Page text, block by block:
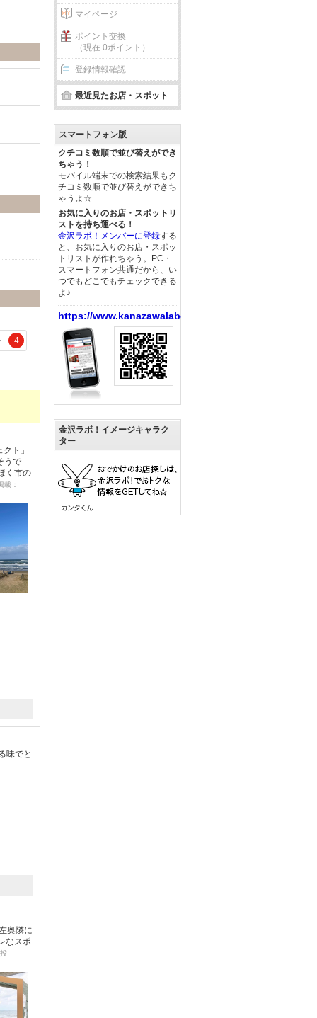
4
ト」
うで
く市の
：
味でと
奥隣に
なスポ
マイページ
ポイント交換
（現在 0ポイント）
登録情報確認
最近見たお店・スポット
スマートフォン版
クチコミ数順で並び替えができ
ちゃう！
モバイル端末での検索結果もク
チコミ数順で並び替えができち
ゃうよ☆
お気に入りのお店・スポットリ
ストを持ち運べる！
金沢ラボ！メンバーに登録する
と、お気に入りのお店・スポッ
トリストが作れちゃう。PC・
スマートフォン共通だから、い
つでもどこでもチェックできる
よ♪
https://www.kanazawalabo.net/
金沢ラボ！イメージキャラク
ター